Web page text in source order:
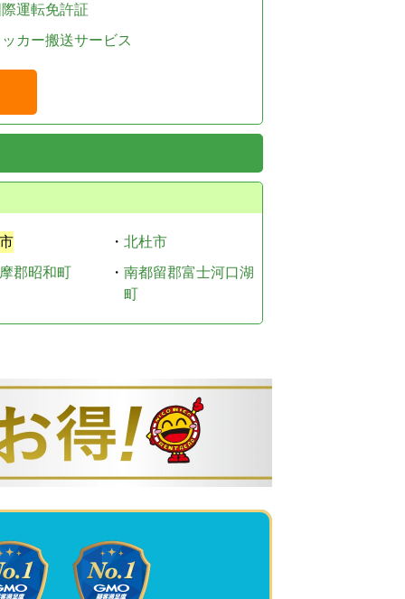
運転免許証
カー搬送サービス
・ 北杜市
郡昭和町
・ 南都留郡富士河口湖
町